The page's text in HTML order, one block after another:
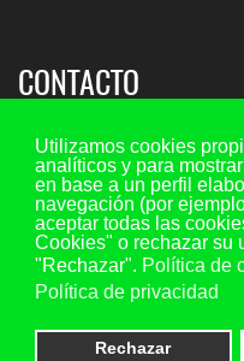
Utilizamos cookies
analíticos y para
en base a un perfil
navegación (por
aceptar todas las
Cookies" o rechazar su
"Rechazar". Política de
Política de privacidad
Rechazar
CONTACTO
Sede regional:
C/ María de Molina 7, 2º
Teléfono y fax: 983 29 35 45
Móvil: 649 73 44 20
Email consultas: